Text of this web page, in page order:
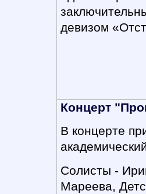
девизом
Концерт
В концерте
Солисты -
Мареева,